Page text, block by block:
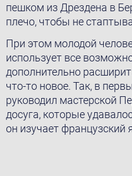
пешком из Дрездена в
плечо, чтобы не
При этом молодой
использует все
дополнительно
что-то новое. Так, в
руководил мастерской
досуга, которые
он изучает французский